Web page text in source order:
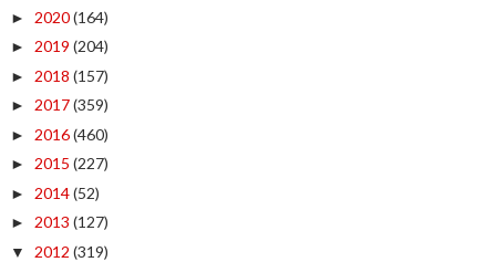
► 2020(164)
► 2019 (204)
► 2018 (157)
► 2017(359)
► 2016(460)
► 2015 (227)
► 2014(52)
► 2013 (127)
▼ 2012 (319)